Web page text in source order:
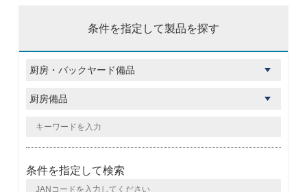
条件を指定して製品を探す
条件を指定して検索